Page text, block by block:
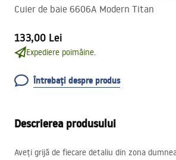
Cuier de baie 6606A Modern Titan
133,00 Lei
Expediere poimâine.
Întrebați despre produs
Descrierea produsului
Aveți grijă de fiecare detaliu din zona